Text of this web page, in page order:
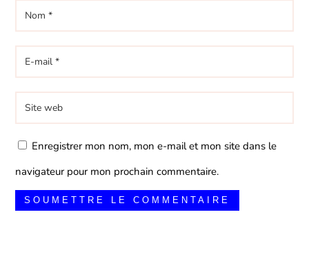
Enregistrer mon nom, mon e-mail et mon site dans le
navigateur pour mon prochain commentaire.
SOUMETTRE LE COMMENTAIRE